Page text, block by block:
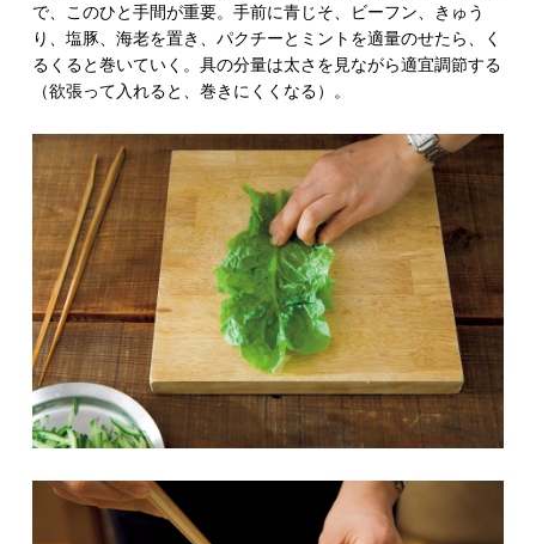
で、このひと手間が重要。手前に青じそ、ビーフン、きゅう
り、塩豚、海老を置き、パクチーとミントを適量のせたら、く
るくると巻いていく。具の分量は太さを見ながら適宜調節する
（欲張って入れると、巻きにくくなる）。